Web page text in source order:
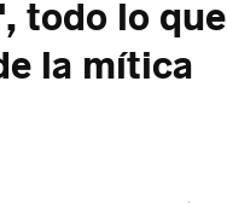
todo lo que
la mítica